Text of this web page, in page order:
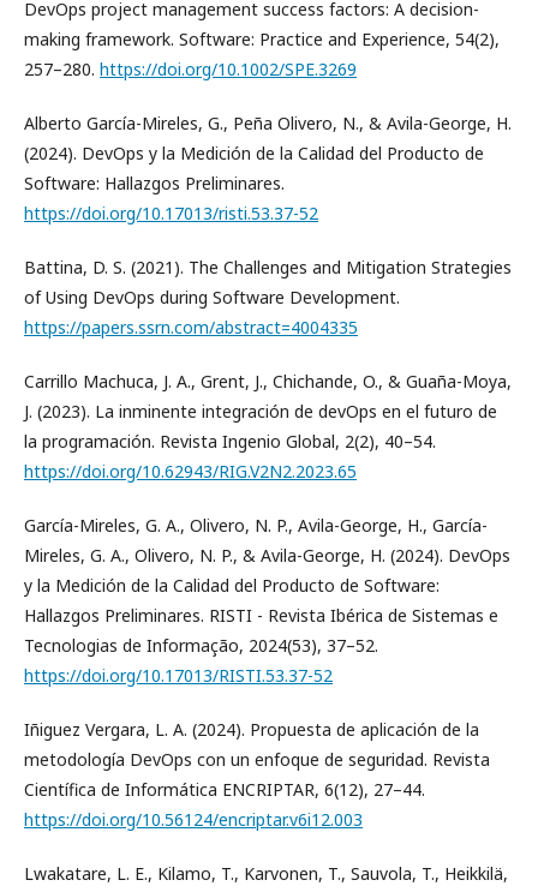
DevOps project management success factors: A decision-
making framework. Software: Practice and Experience, 54(2),
257–280. https://doi.org/10.1002/SPE.3269
Alberto García-Mireles, G., Peña Olivero, N., & Avila-George, H.
(2024). DevOps y la Medición de la Calidad del Producto de
Software: Hallazgos Preliminares.
https://doi.org/10.17013/risti.53.37-52
Battina, D. S. (2021). The Challenges and Mitigation Strategies
of Using DevOps during Software Development.
https://papers.ssrn.com/abstract=4004335
Carrillo Machuca, J. A., Grent, J., Chichande, O., & Guaña-Moya,
J. (2023). La inminente integración de devOps en el futuro de
la programación. Revista Ingenio Global, 2(2), 40–54.
https://doi.org/10.62943/RIG.V2N2.2023.65
García-Mireles, G. A., Olivero, N. P., Avila-George, H., García-
Mireles, G. A., Olivero, N. P., & Avila-George, H. (2024). DevOps
y la Medición de la Calidad del Producto de Software:
Hallazgos Preliminares. RISTI - Revista Ibérica de Sistemas e
Tecnologias de Informação, 2024(53), 37–52.
https://doi.org/10.17013/RISTI.53.37-52
Iñiguez Vergara, L. A. (2024). Propuesta de aplicación de la
metodología DevOps con un enfoque de seguridad. Revista
Científica de Informática ENCRIPTAR, 6(12), 27–44.
https://doi.org/10.56124/encriptar.v6i12.003
Lwakatare, L. E., Kilamo, T., Karvonen, T., Sauvola, T., Heikkilä,